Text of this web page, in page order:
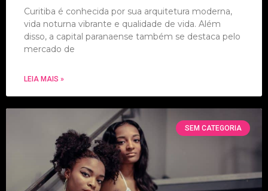
Curitiba é conhecida por sua arquitetura moderna,
vida noturna vibrante e qualidade de vida. Além
disso, a capital paranaense também se destaca pelo
mercado de
LEIA MAIS »
SEM CATEGORIA